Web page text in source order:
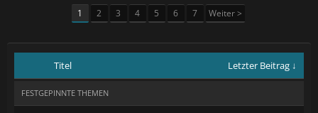
1 2 3 4 5 6 7 Weiter >
Titel Letzter Beitrag ↓
FESTGEPINNTE THEMEN